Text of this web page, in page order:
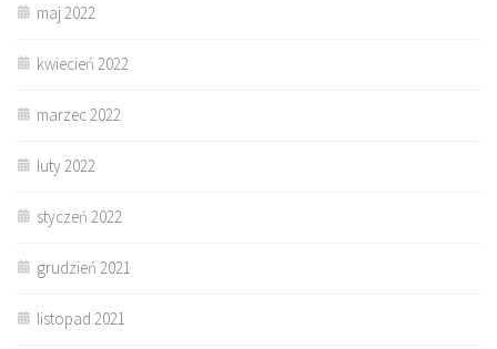
maj 2022
kwiecień 2022
marzec 2022
luty 2022
styczeń 2022
grudzień 2021
listopad 2021